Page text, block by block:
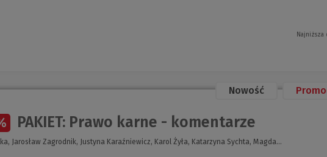
Nowość
PAKIET: Prawo karne - komentarze
Jarosław Zagrodnik, Justyna Karaźniewicz, Karol Żyła, Katarzyna Sychta, Magda...